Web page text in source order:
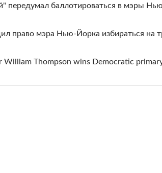
передумал баллотироваться в мэры
право мэра Нью-Йорка избираться на
William Thompson wins Democratic